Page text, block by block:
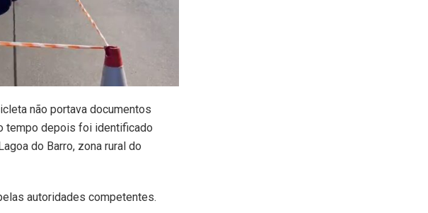
não portava documentos
tempo depois foi identificado
do Barro, zona rural do
autoridades competentes.